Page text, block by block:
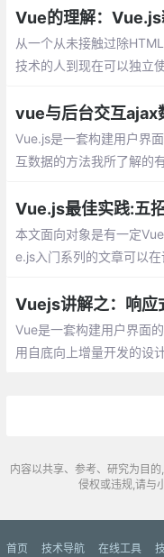
的方法、单vue页面引用内
Vue的理解：Vue.js
从一个从未接触过除
技术的人到现在可以独立
vue与后台交互ajax
Vue.js是一套构建用户界
互数据的方法我所了解的
Vue.js最佳实践:五
本文面向对象是有一定
e.js入门系列的文章可以
网站
Vuejs讲解之：响应
Vue是一套构建用户界面
用自底向上增量开发的设
内容以共享、参考、研究为目
侵权或违规,请与
首页 技术导航 在线工具